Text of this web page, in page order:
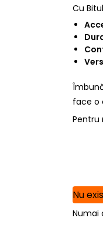
Cu
face o
Pentru
Nu
Numai